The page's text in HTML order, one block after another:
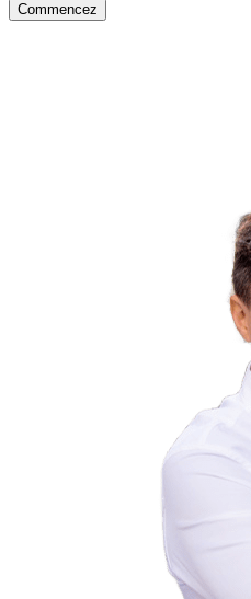
Commencez